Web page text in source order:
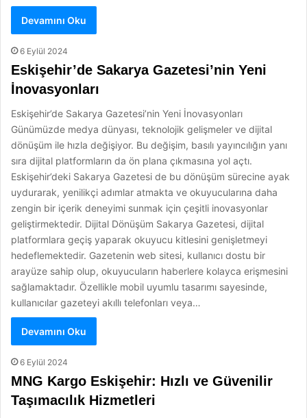
Devamını Oku
6 Eylül 2024
Eskişehir’de Sakarya Gazetesi’nin Yeni
İnovasyonları
Eskişehir’de Sakarya Gazetesi’nin Yeni İnovasyonları
Günümüzde medya dünyası, teknolojik gelişmeler ve dijital
dönüşüm ile hızla değişiyor. Bu değişim, basılı yayıncılığın yanı
sıra dijital platformların da ön plana çıkmasına yol açtı.
Eskişehir’deki Sakarya Gazetesi de bu dönüşüm sürecine ayak
uydurarak, yenilikçi adımlar atmakta ve okuyucularına daha
zengin bir içerik deneyimi sunmak için çeşitli inovasyonlar
geliştirmektedir. Dijital Dönüşüm Sakarya Gazetesi, dijital
platformlara geçiş yaparak okuyucu kitlesini genişletmeyi
hedeflemektedir. Gazetenin web sitesi, kullanıcı dostu bir
arayüze sahip olup, okuyucuların haberlere kolayca erişmesini
sağlamaktadır. Özellikle mobil uyumlu tasarımı sayesinde,
kullanıcılar gazeteyi akıllı telefonları veya…
Devamını Oku
6 Eylül 2024
MNG Kargo Eskişehir: Hızlı ve Güvenilir
Taşımacılık Hizmetleri